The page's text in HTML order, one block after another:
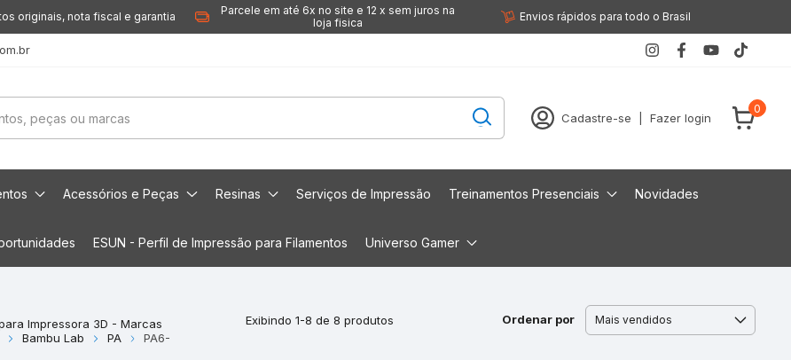
originais, nota fiscal e garantia
Parcele em até 6x no site e 12 x sem juros na
loja fisica
Envios rápidos para todo o Brasil
Cadastre-se Fazer login
0
Acessórios e Peças Resinas Serviços de Impressão Treinamentos Presenciais Novidades
ESUN - Perfil de Impressão para Filamentos Universo Gamer
Impressora 3D - Marcas
Bambu Lab PA
PA6-
Exibindo 1-8 de 8 produtos Ordenar por